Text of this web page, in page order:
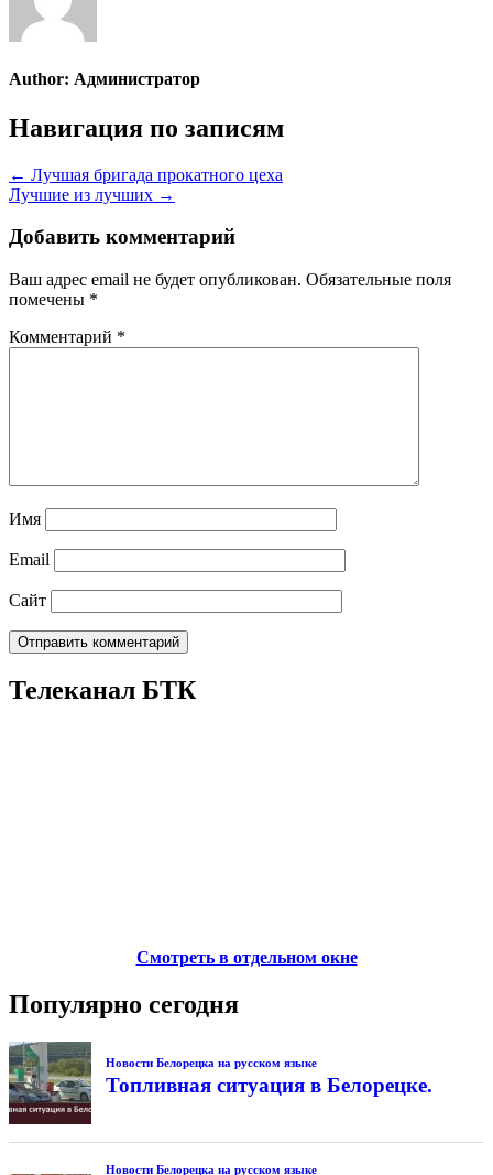
Author: Администратор
Навигация по записям
← Лучшая бригада прокатного цеха
Лучшие из лучших →
Добавить комментарий
Ваш адрес email не будет опубликован. Обязательные поля
помечены *
Комментарий *
Имя
Email
Сайт
Телеканал БТК
Смотреть в отдельном окне
Популярно сегодня
Новости Белорецка на русском языке
Топливная ситуация в Белорецке.
Новости Белорецка на русском языке